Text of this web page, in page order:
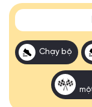
Chạy bộ